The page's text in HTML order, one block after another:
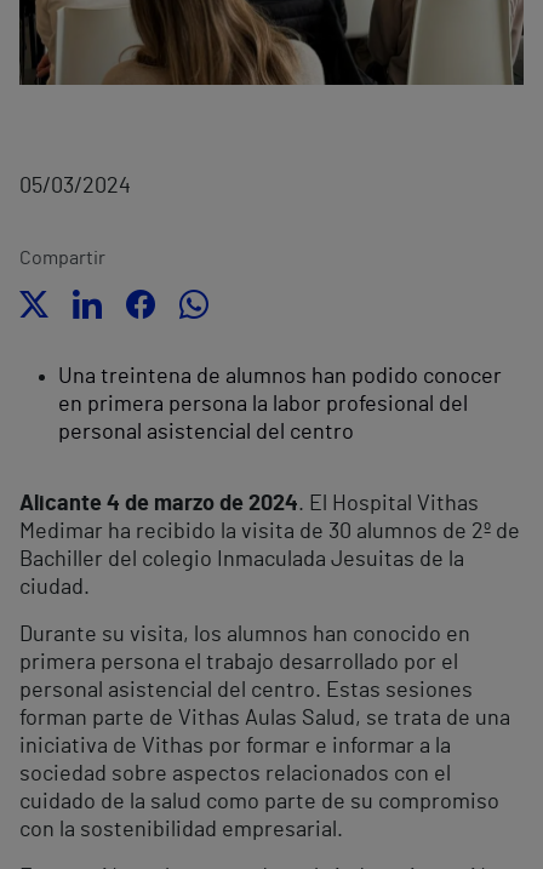
05/03/2024
Compartir
Una treintena de alumnos han podido conocer
en primera persona la labor profesional del
personal asistencial del centro
Alicante 4 de marzo de 2024. El Hospital Vithas
Medimar ha recibido la visita de 30 alumnos de 2º de
Bachiller del colegio Inmaculada Jesuitas de la
ciudad.
Durante su visita, los alumnos han conocido en
primera persona el trabajo desarrollado por el
personal asistencial del centro. Estas sesiones
forman parte de Vithas Aulas Salud, se trata de una
iniciativa de Vithas por formar e informar a la
sociedad sobre aspectos relacionados con el
cuidado de la salud como parte de su compromiso
con la sostenibilidad empresarial.